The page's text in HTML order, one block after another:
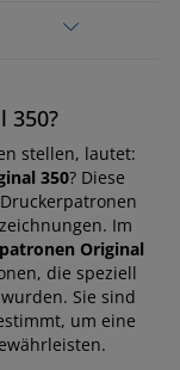
350?
stellen, lautet:
350? Diese
Im
Original
die speziell
Sie sind
um eine